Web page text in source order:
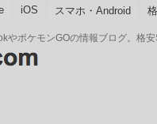
iOS スマホ・Android
やポケモンGOの情報ブログ。格